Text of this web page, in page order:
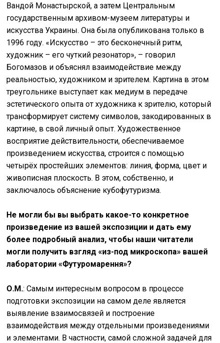
Вандой Монастырской, а затем Центральным
государственным архивом-музеем литературы и
искусства Украины. Она была опубликована только в
1996 году. «Искусство – это бесконечный ритм,
художник – его чуткий резонатор», – говорил
Богомазов и объяснял взаимодействие между
реальностью, художником и зрителем. Картина в этом
треугольнике выступает как медиум в передаче
эстетического опыта от художника к зрителю, который
трансформирует систему символов, закодированных в
картине, в свой личный опыт. Художественное
восприятие действительности, обеспечиваемое
произведением искусства, строится с помощью
четырёх простейших элементов: линия, форма, цвет и
живописная плоскость. В этом, собственно, и
заключалось объяснение кубофутуризма.
Не могли бы вы выбрать какое-то конкретное
произведение из вашей экспозиции и дать ему
более подробный анализ, чтобы наши читатели
могли получить взгляд «из-под микроскопа» вашей
лаборатории «Футуромарення»?
О.М.: Самым интересным вопросом в процессе
подготовки экспозиции на самом деле является
выявление взаимосвязей и построение
взаимодействия между отдельными произведениями
и элементами. В частности, самой сложной задачей для